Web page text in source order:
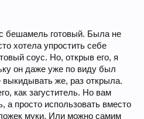
бешамель готовый. Была не
хотела упростить себе
соус. Но, открыв его, я
он даже уже по виду был
же, раз открыла.
как загуститель. Но вам
а просто использовать вместо
муки. Или можно самим